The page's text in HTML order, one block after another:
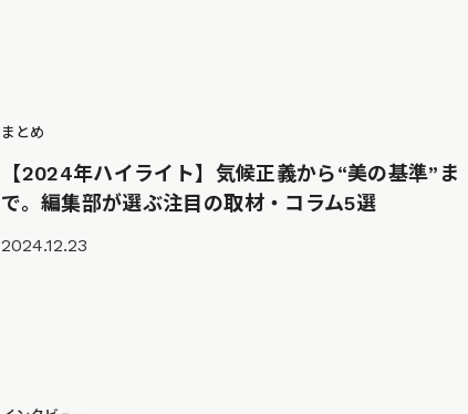
まとめ
【2024年ハイライト】気候正義から“美の基準”ま
で。編集部が選ぶ注目の取材・コラム5選
2024.12.23